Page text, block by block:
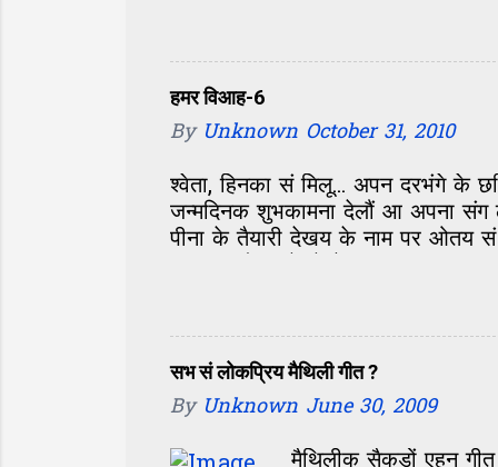
सेहो रेमाधव सं
के ध्यान राखल गेल
छलखिन्ह. मेंहदी हसन
दिखलखिन्ह आओर
हमर विआह-6
By Unknown October 31, 2010
श्वेता, हिनका सं मिलू... अपन दरभंगे के
जन्मदिनक शुभकामना देलौं आ अपना संग
पीना के तैयारी देखय के नाम पर ओतय
ओतेक तैयारी- सामने अएलि त एकदम
हाए शेखर, केहन छी अहां? की सभ भ
लगलाह। लोक सभ सं परिचय होएत
सभ सं लोकप्रिय मैथिली गीत ?
By Unknown June 30, 2009